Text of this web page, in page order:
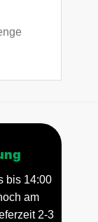
bis 14:00
am
2-3